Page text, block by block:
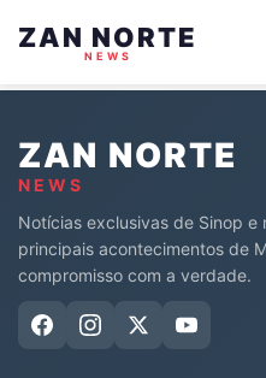
ZAN NORTE
NEWS
ZAN NORTE
NEWS
Notícias exclusivas de Sinop
principais acontecimentos de
compromisso com a verdade.